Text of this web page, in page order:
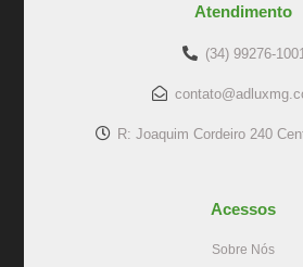
Atendimento
(34) 99276-1001
R: Joaquim Cordeiro 240
Acessos
Sobre Nós